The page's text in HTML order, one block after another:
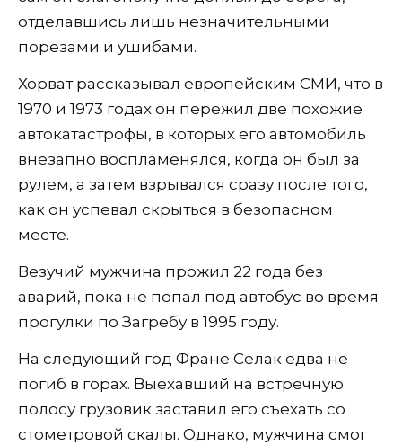
отделавшись лишь незначительными
порезами и ушибами.
Хорват рассказывал европейским СМИ, что в
1970 и 1973 годах он пережил две похожие
автокатастрофы, в которых его автомобиль
внезапно воспламенялся, когда он был за
рулем, а затем взрывался сразу после того,
как он успевал скрыться в безопасном
месте.
Везучий мужчина прожил 22 года без
аварий, пока не попал под автобус во время
прогулки по Загребу в 1995 году.
На следующий год Фране Селак едва не
погиб в горах. Выехавший на встречную
полосу грузовик заставил его съехать со
стометровой скалы. Однако, мужчина смог